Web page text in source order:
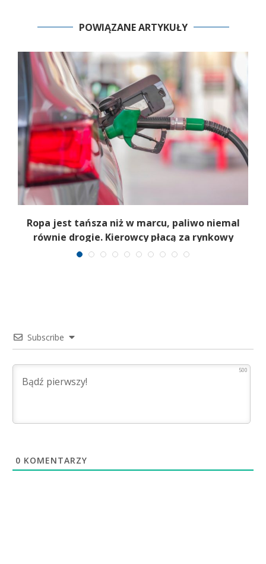
POWIĄZANE ARTYKUŁY
Ropa jest tańsza niż w marcu, paliwo niemal
równie drogie. Kierowcy płacą za rynkowy
paradoks
Subscribe
500
0 KOMENTARZY